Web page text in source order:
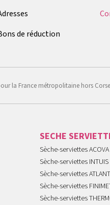
de réduction
la France métropolitaine hors Corse
SECHE
Sèche-serviettes ACOVA
Sèche-serviettes INTUIS
Sèche-serviettes
Sèche-serviettes
Sèche-serviettes